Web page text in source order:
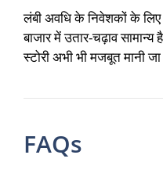
लंबी अवधि के निवेशकों के लिए
बाजार में उतार-चढ़ाव
स्टोरी अभी भी मजबूत मानी जा
FAQs